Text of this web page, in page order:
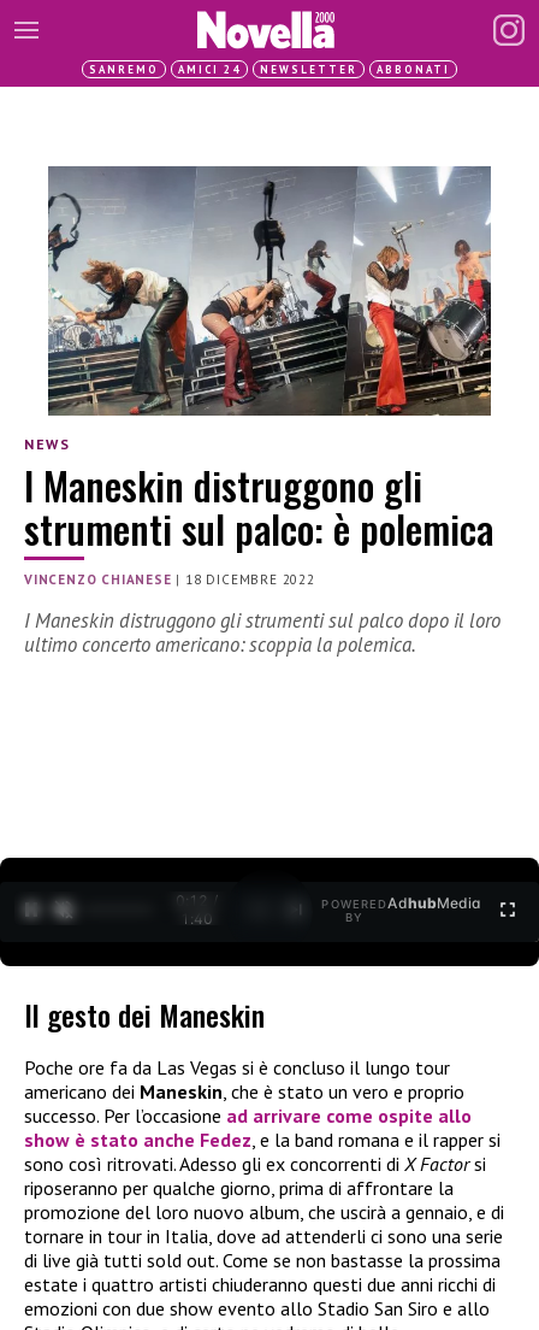
SANREMO AMICI 24 NEWSLETTER ABBONATI
NEWS
I Maneskin distruggono gli
strumenti sul palco: è polemica
VINCENZO CHIANESE | 18 DICEMBRE 2022
I Maneskin distruggono gli strumenti sul palco dopo il loro
ultimo concerto americano: scoppia la polemica.
0:13 /
1:40
POWERED
BY
AdhubMedia
Il gesto dei Maneskin
Poche ore fa da Las Vegas si è concluso il lungo tour
americano dei Maneskin, che è stato un vero e proprio
successo. Per l’occasione ad arrivare come ospite allo
show è stato anche Fedez, e la band romana e il rapper si
sono così ritrovati. Adesso gli ex concorrenti di X Factorsi
riposeranno per qualche giorno, prima di affrontare la
promozione del loro nuovo album, che uscirà a gennaio, e di
tornare in tour in Italia, dove ad attenderli ci sono una serie
di live già tutti sold out. Come se non bastasse la prossima
estate i quattro artisti chiuderanno questi due anni ricchi di
emozioni con due show evento allo Stadio San Siro e allo